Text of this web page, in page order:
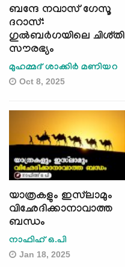
ബന്ദേ നവാസ് ഗേസൂ
ദറാസ്:
ഗുൽബർഗയിലെ ചിശ്തി
സൗരഭ്യം
മുഹമ്മദ് ശാക്കിർ മണിയറ
Oct 8, 2025
യാത്രകളും ഇസ്‍ലാമും
വിഛേദിക്കാനാവാത്ത
ബന്ധം
നാഫിഹ് ഒ.പി
Jan 18, 2025